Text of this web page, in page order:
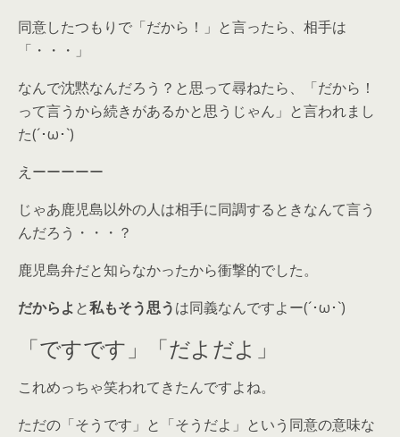
同意したつもりで「だから！」と言ったら、相手は
「・・・」
なんで沈黙なんだろう？と思って尋ねたら、「だから！
って言うから続きがあるかと思うじゃん」と言われまし
た(´･ω･`)
えーーーーー
じゃあ鹿児島以外の人は相手に同調するときなんて言う
んだろう・・・？
鹿児島弁だと知らなかったから衝撃的でした。
だからよと私もそう思うは同義なんですよー(´･ω･`)
「ですです」「だよだよ」
これめっちゃ笑われてきたんですよね。
ただの「そうです」と「そうだよ」という同意の意味な